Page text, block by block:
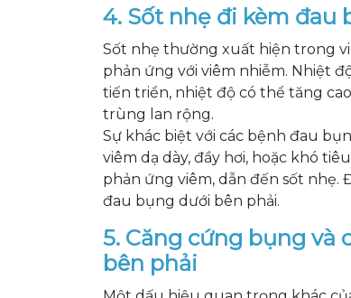
4. Sốt nhẹ đi kèm đau
Sốt nhẹ thường xuất hiện trong
phản ứng với viêm nhiễm. Nhiệt
tiến triển, nhiệt độ có thể tăng
trùng lan rộng.
Sự khác biệt với các bệnh đau
viêm dạ dày, đầy hơi, hoặc khó
phản ứng viêm, dẫn đến sốt
đau bụng dưới bên phải.
5. Căng cứng bụng và
bên phải